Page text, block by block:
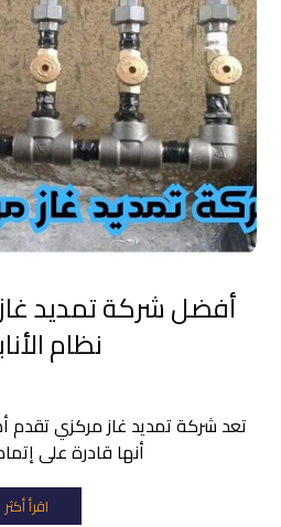
أفضل شركة تمديد
نظام
تعد شركة تمديد غاز مركزي تقدم
أنها قادرة على
اقرأ أكثر